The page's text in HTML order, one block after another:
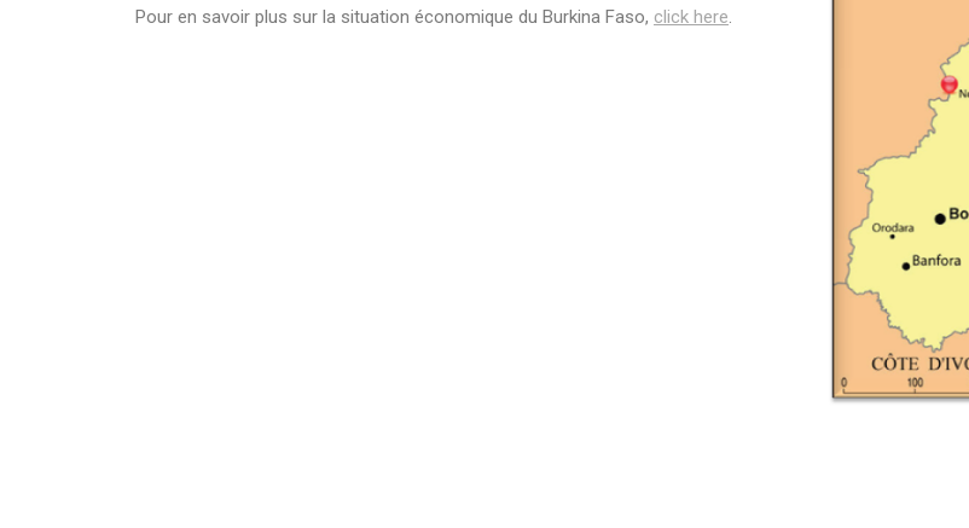
Pour en savoir plus sur la situation économique du Burkina Faso, click here.